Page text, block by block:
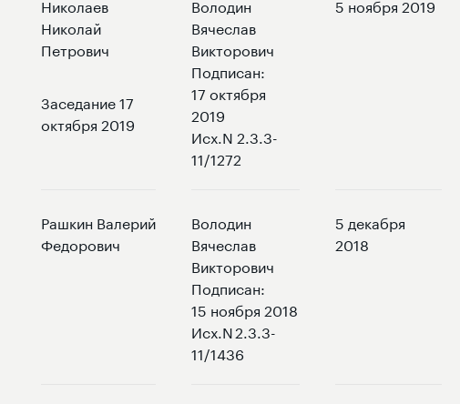
Николаев
Николай
Петрович
Заседание 17
октября 2019
Володин
Вячеслав
Викторович
Подписан:
17 октября
2019
Исх.N 2.3.3-
11/1272
5 ноября 2019
Рашкин Валерий
Федорович
Володин
Вячеслав
Викторович
Подписан:
15 ноября 2018
Исх.N 2.3.3-
11/1436
5 декабря
2018